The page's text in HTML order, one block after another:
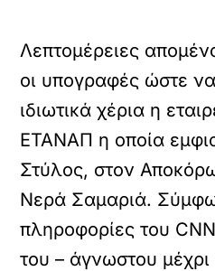
Λεπτομέρειες
οι υπογραφές ώστε
ιδιωτικά χέρια η
ΕΤΑΝΑΠ η οποία
Στύλος, στον
Νερά Σαμαριά.
πληροφορίες του
του – άγνωστου μέχρι